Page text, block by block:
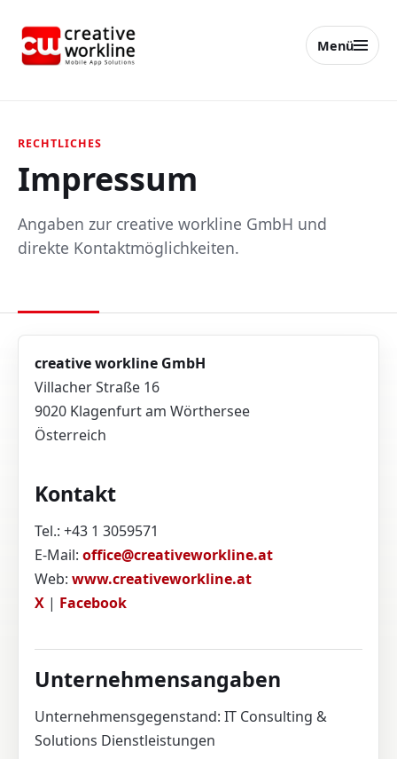
creative workline Menü
RECHTLICHES
Impressum
Angaben zur creative workline GmbH und
direkte Kontaktmöglichkeiten.
creative workline GmbH
Villacher Straße 16
9020 Klagenfurt am Wörthersee
Österreich
Kontakt
Tel.: +43 1 3059571
E-Mail:office@creativeworkline.at
Web:www.creativeworkline.at
X | Facebook
Unternehmensangaben
Unternehmensgegenstand: IT Consulting &
Solutions Dienstleistungen